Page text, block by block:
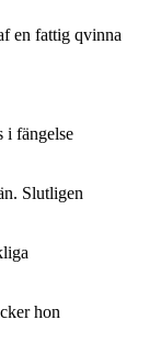
en fattig qvinna
i fängelse
Slutligen
hon